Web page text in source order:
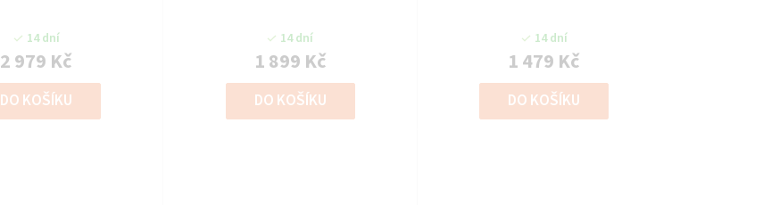
14 dní
2 979 Kč
DO KOŠÍKU
14 dní
1 899 Kč
DO KOŠÍKU
14 dní
1 479 Kč
DO KOŠÍKU